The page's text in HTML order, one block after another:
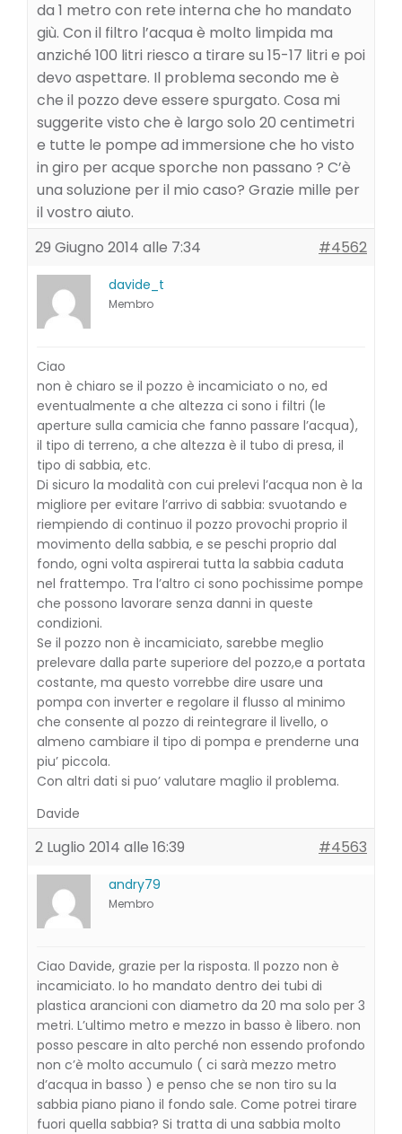
da 1 metro con rete interna che ho mandato
giù. Con il filtro l’acqua è molto limpida ma
anziché 100 litri riesco a tirare su 15-17 litri e poi
devo aspettare. Il problema secondo me è
che il pozzo deve essere spurgato. Cosa mi
suggerite visto che è largo solo 20 centimetri
e tutte le pompe ad immersione che ho visto
in giro per acque sporche non passano ? C’è
una soluzione per il mio caso? Grazie mille per
il vostro aiuto.
29 Giugno 2014 alle 7:34
#4562
davide_t
Membro
Ciao
non è chiaro se il pozzo è incamiciato o no, ed
eventualmente a che altezza ci sono i filtri (le
aperture sulla camicia che fanno passare l’acqua),
il tipo di terreno, a che altezza è il tubo di presa, il
tipo di sabbia, etc.
Di sicuro la modalità con cui prelevi l’acqua non è la
migliore per evitare l’arrivo di sabbia: svuotando e
riempiendo di continuo il pozzo provochi proprio il
movimento della sabbia, e se peschi proprio dal
fondo, ogni volta aspirerai tutta la sabbia caduta
nel frattempo. Tra l’altro ci sono pochissime pompe
che possono lavorare senza danni in queste
condizioni.
Se il pozzo non è incamiciato, sarebbe meglio
prelevare dalla parte superiore del pozzo,e a portata
costante, ma questo vorrebbe dire usare una
pompa con inverter e regolare il flusso al minimo
che consente al pozzo di reintegrare il livello, o
almeno cambiare il tipo di pompa e prenderne una
piu’ piccola.
Con altri dati si puo’ valutare maglio il problema.
Davide
2 Luglio 2014 alle 16:39 #4563
andry79
Membro
Ciao Davide, grazie per la risposta. Il pozzo non è
incamiciato. Io ho mandato dentro dei tubi di
plastica arancioni con diametro da 20 ma solo per 3
metri. L’ultimo metro e mezzo in basso è libero. non
posso pescare in alto perché non essendo profondo
non c’è molto accumulo ( ci sarà mezzo metro
d’acqua in basso ) e penso che se non tiro su la
sabbia piano piano il fondo sale. Come potrei tirare
fuori quella sabbia? Si tratta di una sabbia molto